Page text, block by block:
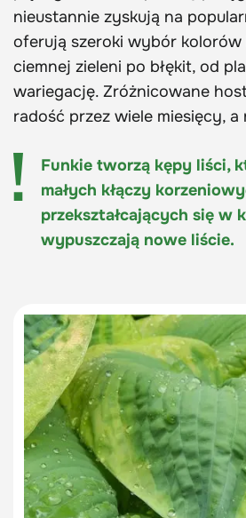
nieustannie zyskują na
oferują szeroki wybór
ciemnej zieleni po błękit, od
wariegację. Zróżnicowane
radość przez wiele miesięcy,
Funkie tworzą kępy liści,
małych kłączy
przekształcających się w
wypuszczają nowe liście.